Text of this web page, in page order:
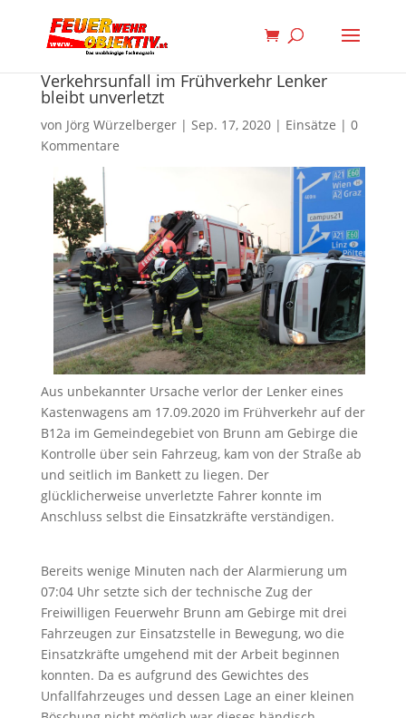
Verkehrsunfall im Frühverkehr ​Lenker
bleibt unverletzt
von Jörg Würzelberger| Sep. 17, 2020| Einsätze | 0
Kommentare
Aus unbekannter Ursache verlor der Lenker eines
Kastenwagens am 17.09.2020 im Frühverkehr auf der
B12a im Gemeindegebiet von Brunn am Gebirge die
Kontrolle über sein Fahrzeug, kam von der Straße ab
und seitlich im Bankett zu liegen. Der
glücklicherweise unverletzte Fahrer konnte im
Anschluss selbst die Einsatzkräfte verständigen.
Bereits wenige Minuten nach der Alarmierung um
07:04 Uhr setzte sich der technische Zug der
Freiwilligen Feuerwehr Brunn am Gebirge mit drei
Fahrzeugen zur Einsatzstelle in Bewegung, wo die
Einsatzkräfte umgehend mit der Arbeit beginnen
konnten. Da es aufgrund des Gewichtes des
Unfallfahrzeuges und dessen Lage an einer kleinen